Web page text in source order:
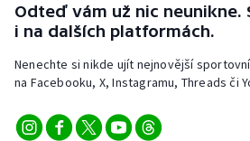
Veslování
Vodní slalom
Volejbal
Odteď vám už nic neunikne.
i na dalších platformách.
Nenechte si nikde ujít nejnovější
na Facebooku, X, Instagramu, Threads či